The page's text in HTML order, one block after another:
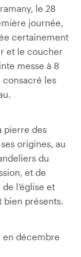
le 28
journée,
certainement
et le coucher
messe à 8
consacré les
pierre des
origines, au
du
et de
l’église et
bien présents.
en décembre